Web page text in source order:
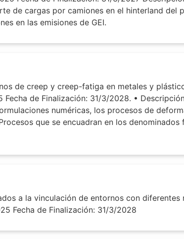
de cargas por camiones en el hinterland del
en las emisiones de GEI.
de creep y creep-fatiga en metales y
Fecha de Finalización: 31/3/2028. •
numéricas, los procesos de
que se encuadran en los
a la vinculación de entornos con
Fecha de Finalización: 31/3/2028